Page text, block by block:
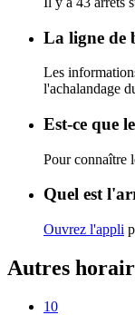
La ligne de
Les
l'achalandage
Est-ce que
Pour connaître
Quel est
Ouvrez l'appli
Autres
10